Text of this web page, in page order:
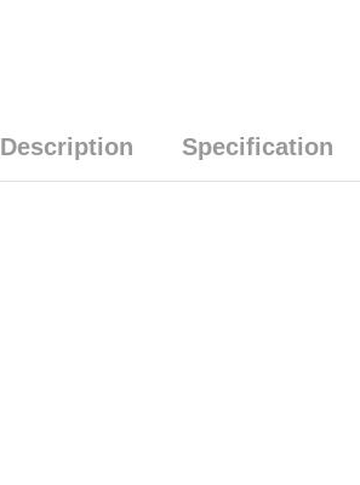
Description Specification